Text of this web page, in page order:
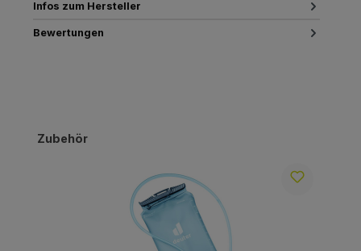
Infos zum Hersteller
Bewertungen
Produktgalerie überspringen
Zubehör